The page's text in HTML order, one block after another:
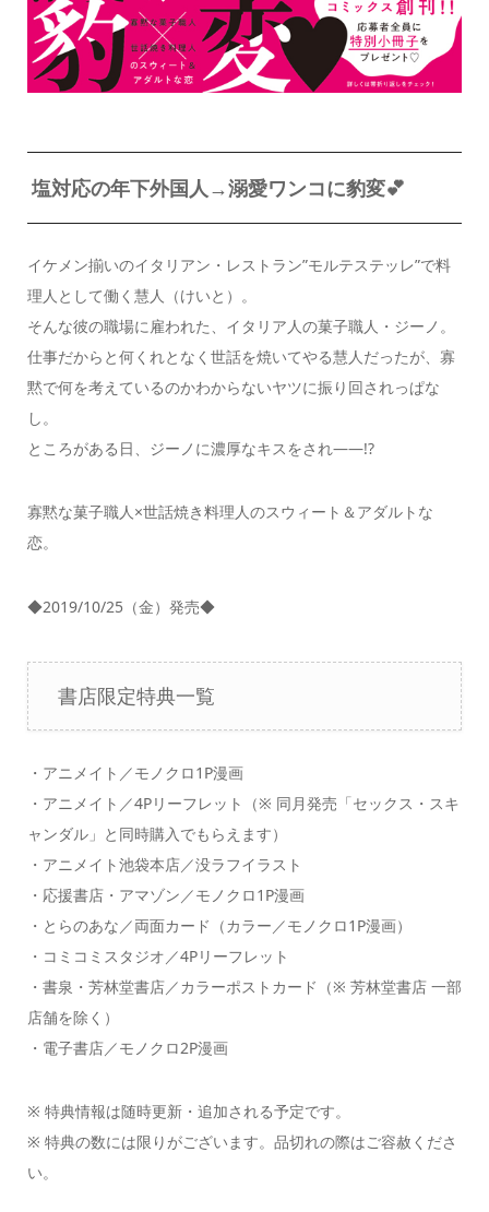
塩対応の年下外国人→溺愛ワンコに豹変💕
イケメン揃いのイタリアン・レストラン”モルテステッレ”で料
理人として働く慧人（けいと）。
そんな彼の職場に雇われた、イタリア人の菓子職人・ジーノ。
仕事だからと何くれとなく世話を焼いてやる慧人だったが、寡
黙で何を考えているのかわからないヤツに振り回されっぱな
し。
ところがある日、ジーノに濃厚なキスをされ――!?
寡黙な菓子職人×世話焼き料理人のスウィート＆アダルトな
恋。
◆2019/10/25（金）発売◆
書店限定特典一覧
・アニメイト／モノクロ1P漫画
・アニメイト／4Pリーフレット（※ 同月発売「セックス・スキ
ャンダル」と同時購入でもらえます）
・アニメイト池袋本店／没ラフイラスト
・応援書店・アマゾン／モノクロ1P漫画
・とらのあな／両面カード（カラー／モノクロ1P漫画）
・コミコミスタジオ／4Pリーフレット
・書泉・芳林堂書店／カラーポストカード（※ 芳林堂書店 一部
店舗を除く）
・電子書店／モノクロ2P漫画
※ 特典情報は随時更新・追加される予定です。
※ 特典の数には限りがございます。品切れの際はご容赦くださ
い。